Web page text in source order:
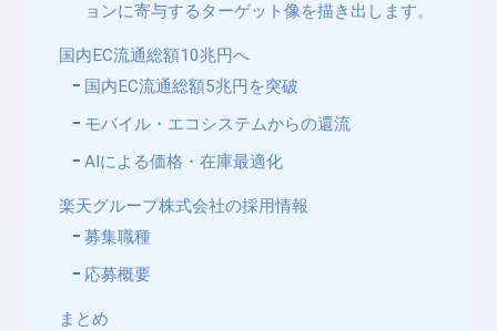
ョンに寄与するターゲット像を描き出します。
国内EC流通総額10兆円へ
国内EC流通総額5兆円を突破
モバイル・エコシステムからの還流
AIによる価格・在庫最適化
楽天グループ株式会社の採用情報
募集職種
応募概要
まとめ